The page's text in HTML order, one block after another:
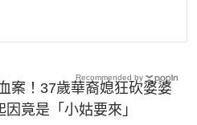
案！37歲華裔媳狂砍婆婆
竟是「小姑要來」
Recommended by